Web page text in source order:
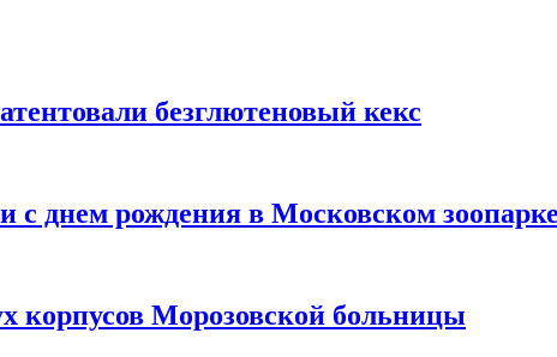
безглютеновый кекс
днем рождения в Московском зоопарке
корпусов Морозовской больницы